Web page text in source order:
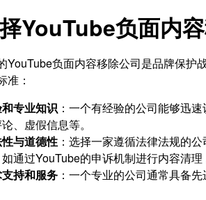
YouTube负面内
YouTube负面内容移除公司是品牌保护
准：
专业知识 ：一个有经验的公司能够迅
、虚假信息等。
与道德性 ：选择一家遵循法律法规的
通过YouTube的申诉机制进行内容清理
持和服务 ：一个专业的公司通常具备